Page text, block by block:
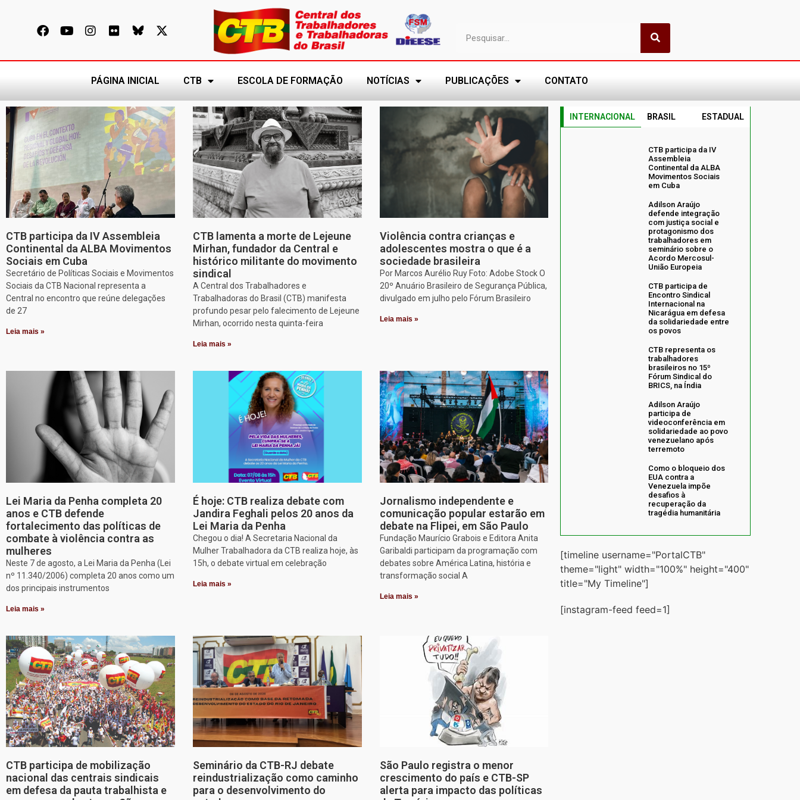
PÁGINA INICIAL CTB ESCOLA DE FORMAÇÃO NOTÍCIAS PUBLICAÇÕES CONTATO
CTB participa da IV Assembleia
Continental da ALBA Movimentos
Sociais em Cuba
Secretário de Políticas Sociais e Movimentos
Sociais da CTB Nacional representa a
Central no encontro que reúne delegações
de 27
Leia mais »
CTB lamenta a morte de Lejeune
Mirhan, fundador da Central e
histórico militante do movimento
sindical
A Central dos Trabalhadores e
Trabalhadoras do Brasil (CTB) manifesta
profundo pesar pelo falecimento de Lejeune
Mirhan, ocorrido nesta quinta-feira
Leia mais »
Violência contra crianças e
adolescentes mostra o que é a
sociedade brasileira
Por Marcos Aurélio Ruy Foto: Adobe Stock O
20º Anuário Brasileiro de Segurança Pública,
divulgado em julho pelo Fórum Brasileiro
Leia mais »
Lei Maria da Penha completa 20
anos e CTB defende
fortalecimento das políticas de
combate à violência contra as
mulheres
Neste 7 de agosto, a Lei Maria da Penha (Lei
nº 11.340/2006) completa 20 anos como um
dos principais instrumentos
Leia mais »
É hoje: CTB realiza debate com
Jandira Feghali pelos 20 anos da
Lei Maria da Penha
Chegou o dia! A Secretaria Nacional da
Mulher Trabalhadora da CTB realiza hoje, às
15h, o debate virtual em celebração
Leia mais »
Jornalismo independente e
comunicação popular estarão em
debate na Flipei, em São Paulo
Fundação Maurício Grabois e Editora Anita
Garibaldi participam da programação com
debates sobre América Latina, história e
transformação social A
Leia mais »
CTB participa de mobilização
nacional das centrais sindicais
em defesa da pauta trabalhista e
Seminário da CTB-RJ debate
reindustrialização como caminho
para o desenvolvimento do
São Paulo registra o menor
crescimento do país e CTB-SP
alerta para impacto das políticas
INTERNACIONAL BRASIL ESTADUAL
CTB participa da IV
Assembleia
Continental da ALBA
Movimentos Sociais
em Cuba
Adilson Araújo
defende integração
com justiça social e
protagonismo dos
trabalhadores em
seminário sobre o
Acordo Mercosul-
União Europeia
CTB participa de
Encontro Sindical
Internacional na
Nicarágua em defesa
da solidariedade entre
os povos
CTB representa os
trabalhadores
brasileiros no 15º
Fórum Sindical do
BRICS, na Índia
Adilson Araújo
participa de
videoconferência em
solidariedade ao povo
venezuelano após
terremoto
Como o bloqueio dos
EUA contra a
Venezuela impõe
desafios à
recuperação da
tragédia humanitária
[timeline username="PortalCTB"
theme="light" width="100%" height="400"
title="My Timeline"]
[instagram-feed feed=1]